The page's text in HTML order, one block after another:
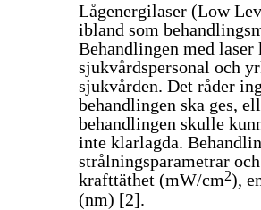
Lågenergilaser (Low
ibland som
Behandlingen med
sjukvårdspersonal och
sjukvården. Det råder
behandlingen ska ges,
behandlingen skulle
inte klarlagda.
strålningsparametrar
krafttäthet (mW/cm2),
(nm) [2].